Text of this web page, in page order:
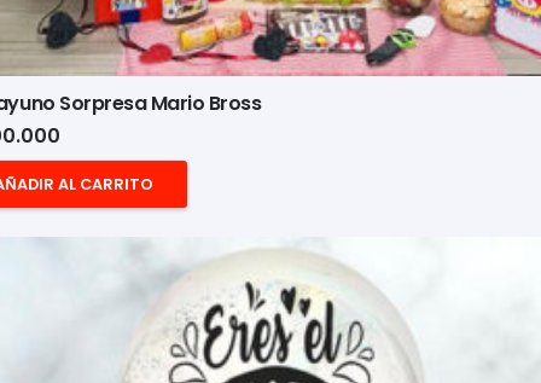
Sorpresa Mario Bross
AL CARRITO